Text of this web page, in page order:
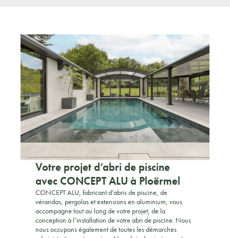
Votre projet d’abri de piscine
avec CONCEPT ALU à Ploërmel
CONCEPT ALU, fabricant d’abris de piscine, de
vérandas, pergolas et extensions en aluminium, vous
accompagne tout au long de votre projet, de la
conception à l’installation de votre abri de piscine. Nous
nous occupons également de toutes les démarches